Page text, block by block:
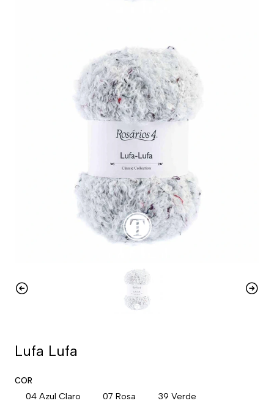
Lufa Lufa
COR
04 Azul Claro 07 Rosa 39 Verde